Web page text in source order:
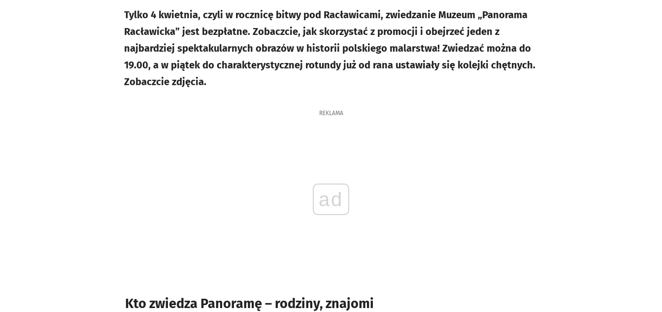
Tylko 4 kwietnia, czyli w rocznicę bitwy pod Racławicami, zwiedzanie Muzeum „Panorama
Racławicka” jest bezpłatne. Zobaczcie, jak skorzystać z promocji i obejrzeć jeden z
najbardziej spektakularnych obrazów w historii polskiego malarstwa! Zwiedzać można do
19.00, a w piątek do charakterystycznej rotundy już od rana ustawiały się kolejki chętnych.
Zobaczcie zdjęcia.
REKLAMA
ad
Kto zwiedza Panoramę – rodziny, znajomi